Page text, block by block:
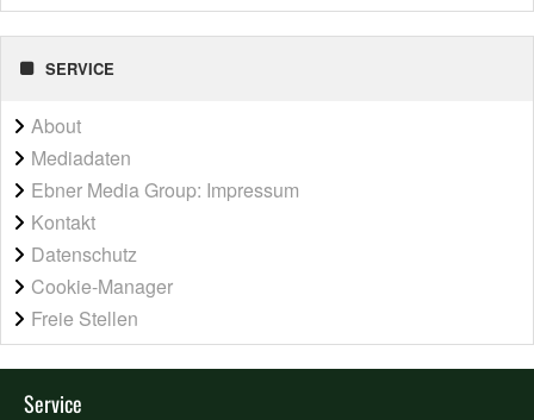
SERVICE
About
Mediadaten
Ebner Media Group: Impressum
Kontakt
Datenschutz
Cookie-Manager
Freie Stellen
Service